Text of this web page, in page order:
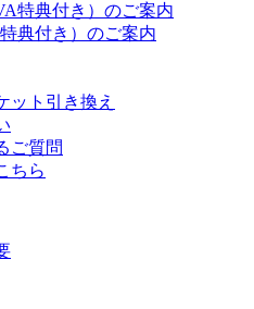
特典付き）のご案内
典付き）のご案内
ット引き換え
ご質問
ちら